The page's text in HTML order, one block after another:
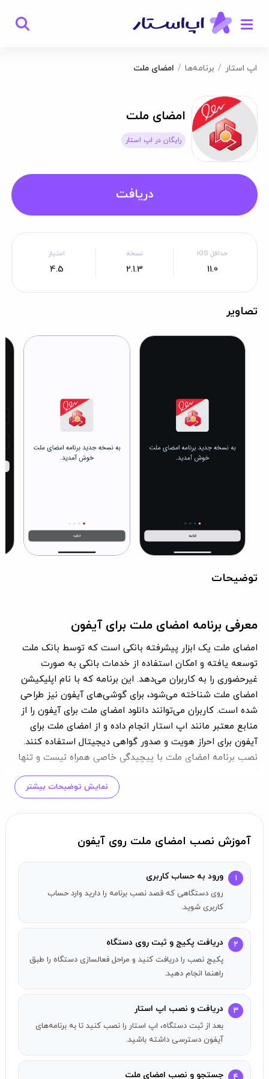
اپ استار برنامه‌ها امضای ملت
امضای ملت
رایگان در اپ استار
دریافت
حداقل iOS
11.0
نسخه
2.1.3
امتیاز
4.5
تصاویر
توضیحات
معرفی برنامه امضای ملت برای آیفون
امضای ملت یک ابزار پیشرفته بانکی است که توسط بانک ملت
توسعه یافته و امکان استفاده از خدمات بانکی به صورت
غیرحضوری را به کاربران می‌دهد. این برنامه که با نام اپلیکیشن
امضای ملت شناخته می‌شود، برای گوشی‌های آیفون نیز طراحی
شده است. کاربران می‌توانند دانلود امضای ملت برای آیفون را از
منابع معتبر مانند اپ استار انجام داده و از امضای ملت برای
آیفون برای احراز هویت و صدور گواهی دیجیتال استفاده کنند.
نصب برنامه امضای ملت با پیچیدگی خاصی همراه نیست و تنها
کافی است برای دانلود امضای ملت با لینک مستقیم به اپ
استورهای معتبر ایرانی مانند اپ استار مراجعه کنید. برنامه
می‌توانید با خیال راحت از آن استفاده کنید.
ویژگی‌های برنامه امضای ملت برای آیفون
اپلیکیشن امضای ملت امکانات متنوعی را ارائه می‌دهد که از
جمله آن‌ها می‌توان به عناوین زیر اشاره کرد:
احراز هویت غیرحضوری با استفاده از هوش مصنوعی برای تطبیق
چهره و هویت
دریافت گواهی امضای دیجیتال قانونی
امضای اسناد بدون نیاز به مراجعه به شعبه
پشتیبانی از رمزنگاری پیشرفته
امکان استفاده از خدمات اضافی مانند رمزنگار ملت
چرا کاربران آیفون به برنامه امضای ملت نیاز
دارند؟
کاربران آیفون به دلیل محدودیت‌های اپ استور اپل در خصوص
نمایش توضیحات بیشتر
آموزش نصب امضای ملت روی آیفون
۱ ورود به حساب کاربری
روی دستگاهی که قصد نصب برنامه را دارید وارد حساب
کاربری شوید.
۲ دریافت پکیج و ثبت روی دستگاه
پکیج نصب را دریافت کنید و مراحل فعالسازی دستگاه را طبق
راهنما انجام دهید.
۳ دریافت و نصب اپ استار
بعد از ثبت دستگاه، اپ استار را نصب کنید تا به برنامه‌های
آیفون دسترسی داشته باشید.
جستجو و نصب امضای ملت